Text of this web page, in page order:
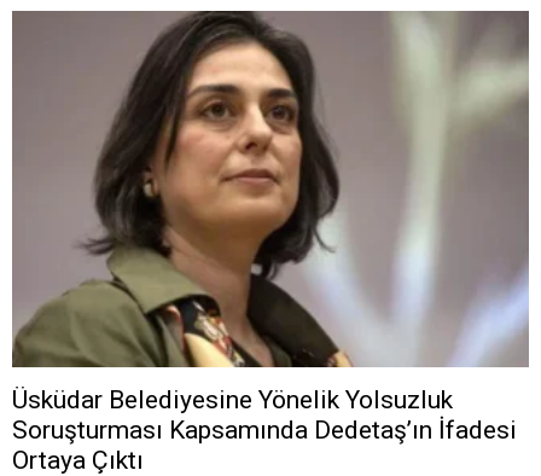
Üsküdar Belediyesine Yönelik Yolsuzluk
Soruşturması Kapsamında Dedetaş’ın İfadesi
Ortaya Çıktı